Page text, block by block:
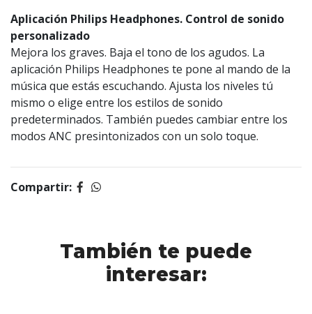
Aplicación Philips Headphones. Control de sonido
personalizado
Mejora los graves. Baja el tono de los agudos. La
aplicación Philips Headphones te pone al mando de la
música que estás escuchando. Ajusta los niveles tú
mismo o elige entre los estilos de sonido
predeterminados. También puedes cambiar entre los
modos ANC presintonizados con un solo toque.
Compartir:
También te puede
interesar: